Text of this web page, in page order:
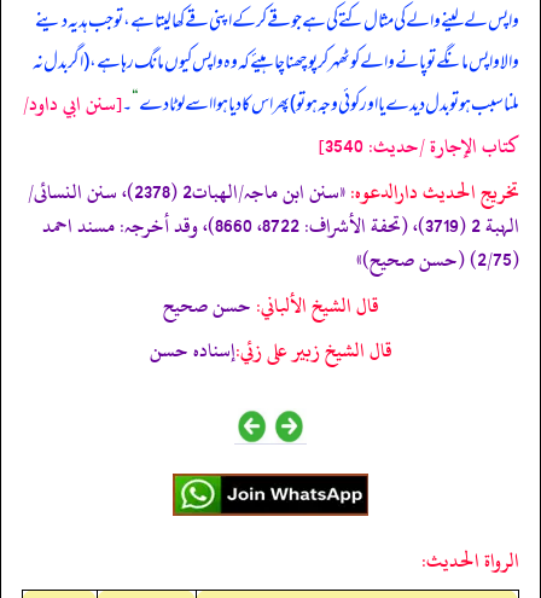
واپس لے لینے والے کی مثال کتے کی ہے جو قے کر کے اپنی قے کھا لیتا ہے، تو جب ہدیہ دینے
والا واپس مانگے تو پانے والے کو ٹھہر کر پوچھنا چاہیئے کہ وہ واپس کیوں مانگ رہا ہے، (اگر بدل نہ
ملنا سبب ہو تو بدل دیدے یا اور کوئی وجہ ہو تو) پھر اس کا دیا ہوا اسے لوٹا دے“۔[سنن ابي داود/
كتاب الإجارة /حدیث: 3540]
تخریج الحدیث دارالدعوہ:
«‏‏‏‏سنن ابن ماجہ/الھبات2 (2378)، سنن النسائی/
الہبة 2 (3719)، (تحفة الأشراف: 8722، 8660)، وقد أخرجہ: مسند احمد
(2/75) (حسن صحیح)»
قال الشيخ الألباني:حسن صحيح
قال الشيخ زبير على زئي:إسناده حسن
الرواة الحديث: